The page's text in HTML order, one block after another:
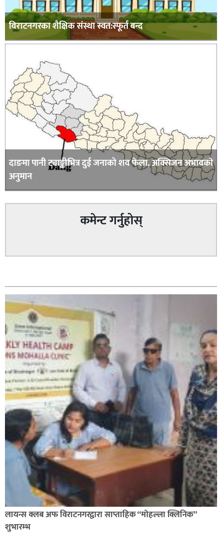
विराटनगरका शैक्षिक संस्था स्वत:स्फूर्त बन्द
दाङमा पानी ट्याङ्कीभित्र दुई जनाको शव फेला, अक्सिजन अभावकाे
अनुमान
कमेन्ट गर्नुहोस्
लायन्स क्लब अफ विराटनगरद्वारा साप्ताहिक “मोहल्ला क्लिनिक”
शुभारम्भ